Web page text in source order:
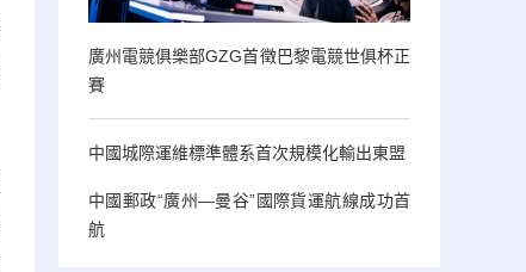
廣州電競俱樂部GZG首徵巴黎電競世俱杯正
賽
中國城際運維標準體系首次規模化輸出東盟
中國郵政“廣州—曼谷”國際貨運航線成功首
航